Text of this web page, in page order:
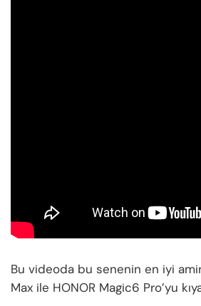
Bu videoda bu senenin en iyi
Max ile HONOR Magic6 Pro’yu